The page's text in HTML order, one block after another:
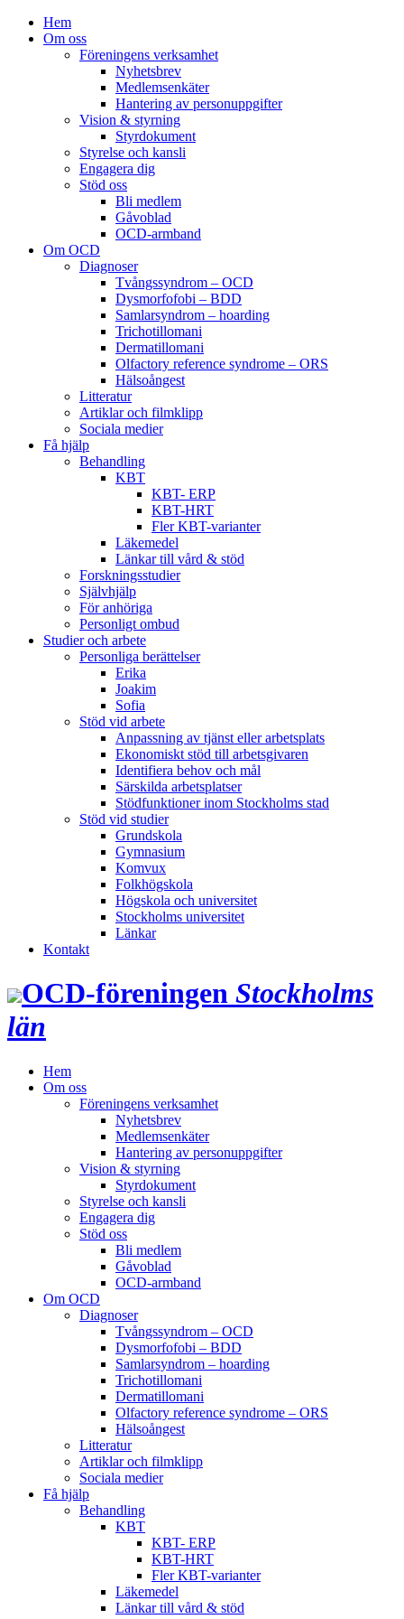
Hem
Om oss
Föreningens verksamhet
Nyhetsbrev
Medlemsenkäter
Hantering av personuppgifter
Vision & styrning
Styrdokument
Styrelse och kansli
Engagera dig
Stöd oss
Bli medlem
Gåvoblad
OCD-armband
Om OCD
Diagnoser
Tvångssyndrom – OCD
Dysmorfofobi – BDD
Samlarsyndrom – hoarding
Trichotillomani
Dermatillomani
Olfactory reference syndrome – ORS
Hälsoångest
Litteratur
Artiklar och filmklipp
Sociala medier
Få hjälp
Behandling
KBT
KBT- ERP
KBT-HRT
Fler KBT-varianter
Läkemedel
Länkar till vård & stöd
Forskningsstudier
Självhjälp
För anhöriga
Personligt ombud
Studier och arbete
Personliga berättelser
Erika
Joakim
Sofia
Stöd vid arbete
Anpassning av tjänst eller arbetsplats
Ekonomiskt stöd till arbetsgivaren
Identifiera behov och mål
Särskilda arbetsplatser
Stödfunktioner inom Stockholms stad
Stöd vid studier
Grundskola
Gymnasium
Komvux
Folkhögskola
Högskola och universitet
Stockholms universitet
Länkar
Kontakt
OCD‑föreningen Stockholms
län
Hem
Om oss
Föreningens verksamhet
Nyhetsbrev
Medlemsenkäter
Hantering av personuppgifter
Vision & styrning
Styrdokument
Styrelse och kansli
Engagera dig
Stöd oss
Bli medlem
Gåvoblad
OCD-armband
Om OCD
Diagnoser
Tvångssyndrom – OCD
Dysmorfofobi – BDD
Samlarsyndrom – hoarding
Trichotillomani
Dermatillomani
Olfactory reference syndrome – ORS
Hälsoångest
Litteratur
Artiklar och filmklipp
Sociala medier
Få hjälp
Behandling
KBT
KBT- ERP
KBT-HRT
Fler KBT-varianter
Läkemedel
Länkar till vård & stöd